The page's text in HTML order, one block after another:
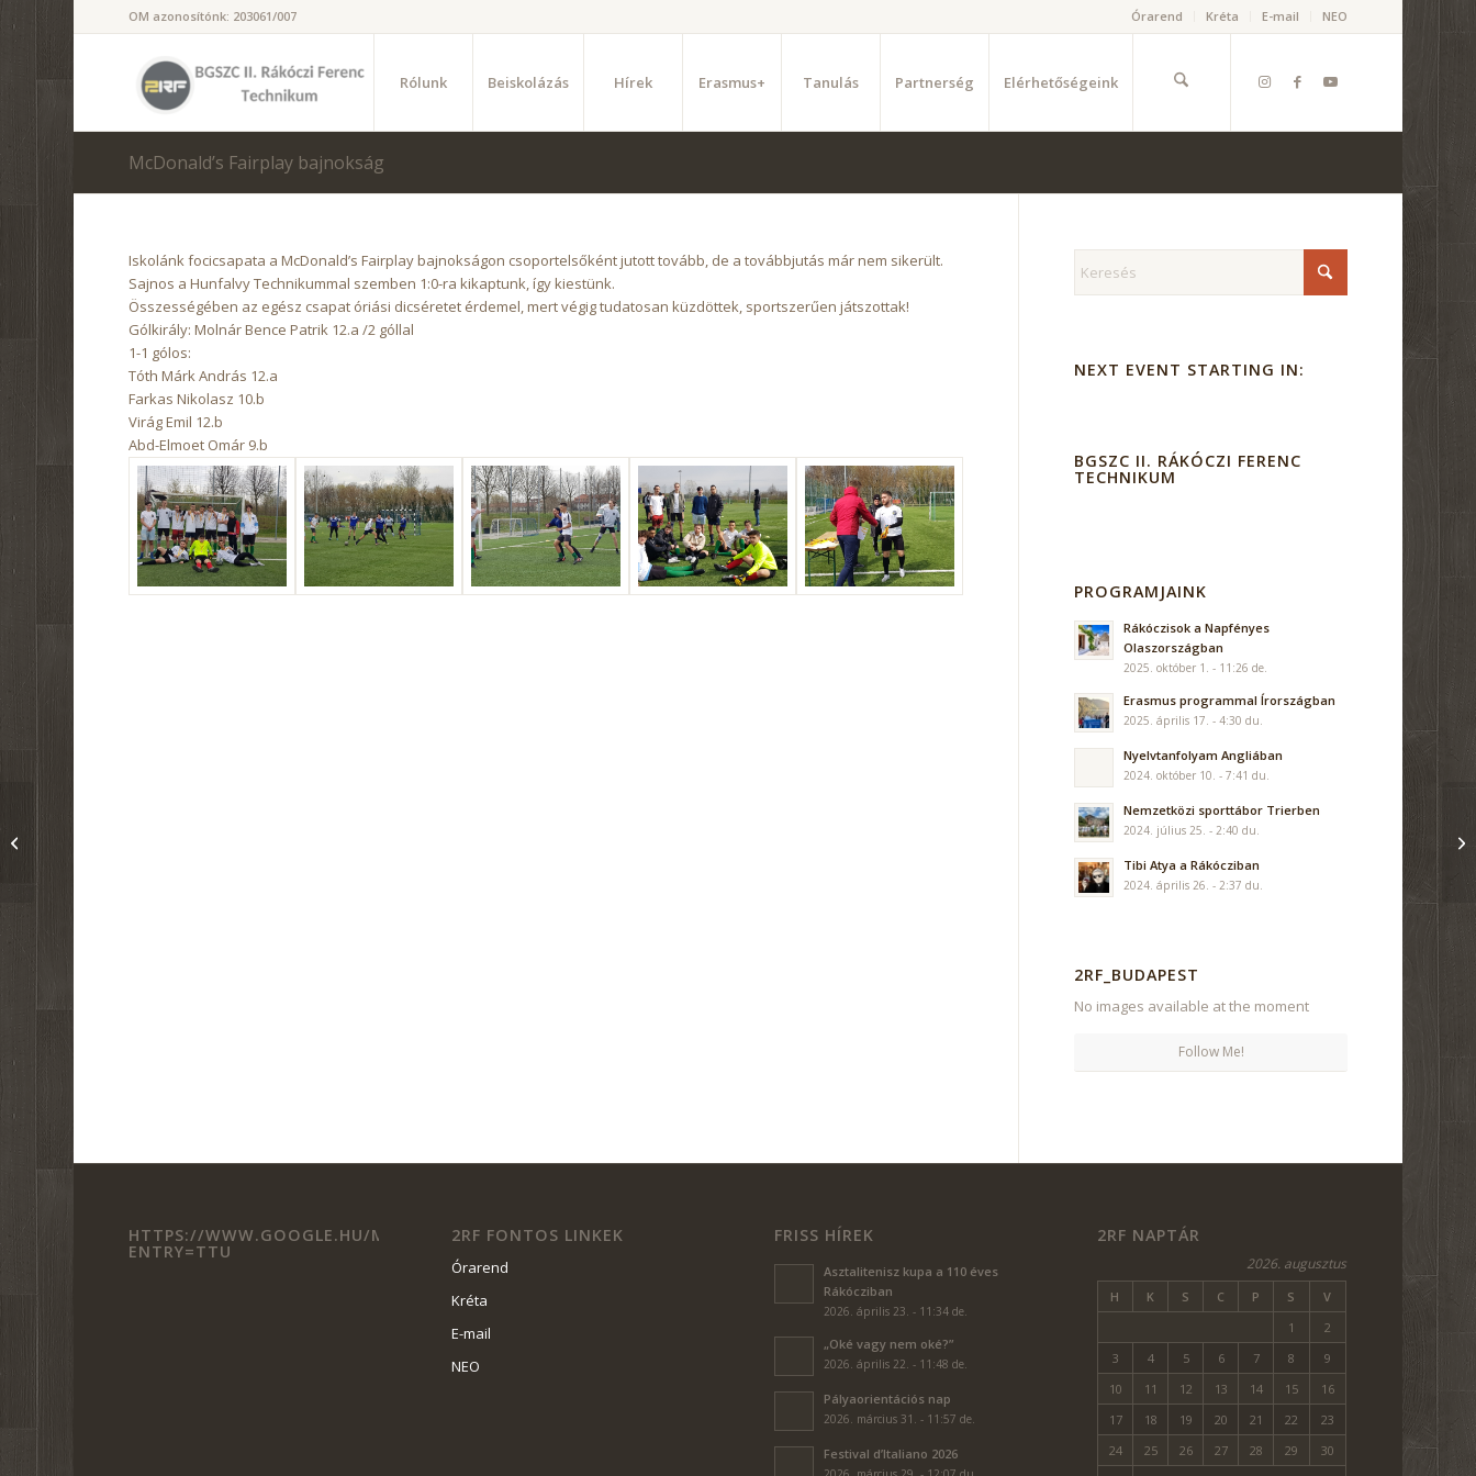
Órarend Kréta E-mail NEO
OM azonosítónk: 203061/007
Rólunk Beiskolázás Hírek Erasmus+ Tanulás Partnerség Elérhetőségeink
McDonald’s Fairplay bajnokság
Iskolánk focicsapata a McDonald’s Fairplay bajnokságon csoportelsőként jutott tovább, de a továbbjutás már nem sikerült.
Sajnos a Hunfalvy Technikummal szemben 1:0-ra kikaptunk, így kiestünk.
Összességében az egész csapat óriási dicséretet érdemel, mert végig tudatosan küzdöttek, sportszerűen játszottak!
Gólkirály: Molnár Bence Patrik 12.a /2 góllal
1-1 gólos:
Tóth Márk András 12.a
Farkas Nikolasz 10.b
Virág Emil 12.b
Abd-Elmoet Omár 9.b
NEXT EVENT STARTING IN:
BGSZC II. RÁKÓCZI FERENC
TECHNIKUM
PROGRAMJAINK
Rákóczisok a Napfényes
Olaszországban
2025. október 1. - 11:26 de.
Erasmus programmal Írországban
2025. április 17. - 4:30 du.
Nyelvtanfolyam Angliában
2024. október 10. - 7:41 du.
Nemzetközi sporttábor Trierben
2024. július 25. - 2:40 du.
Tibi Atya a Rákócziban
2024. április 26. - 2:37 du.
2RF_BUDAPEST
No images available at the moment
Follow Me!
HTTPS://WWW.GOOGLE.HU/MAPS/PLACE/BGSZC+II.+RKCZI+FERENC+TECHNIKUM/@47.4997859,19.0667977,18.75Z/
ENTRY=TTU
2RF FONTOS LINKEK
Órarend
Kréta
E-mail
NEO
FRISS HÍREK
Asztalitenisz kupa a 110 éves
Rákócziban
2026. április 23. - 11:34 de.
„Oké vagy nem oké?”
2026. április 22. - 11:48 de.
Pályaorientációs nap
2026. március 31. - 11:57 de.
Festival d’Italiano 2026
2RF NAPTÁR
2026. augusztus
H K S C P S
V
1
2
3
4 5 6 7 8
9
10
11 12 13 14 15
16
17
18 19 20 21 22
23
24
25 26 27 28 29
30